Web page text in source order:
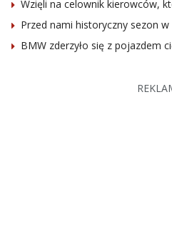
Wzięli na celownik kierowców,
Przed nami historyczny sezon
BMW zderzyło się z pojazdem